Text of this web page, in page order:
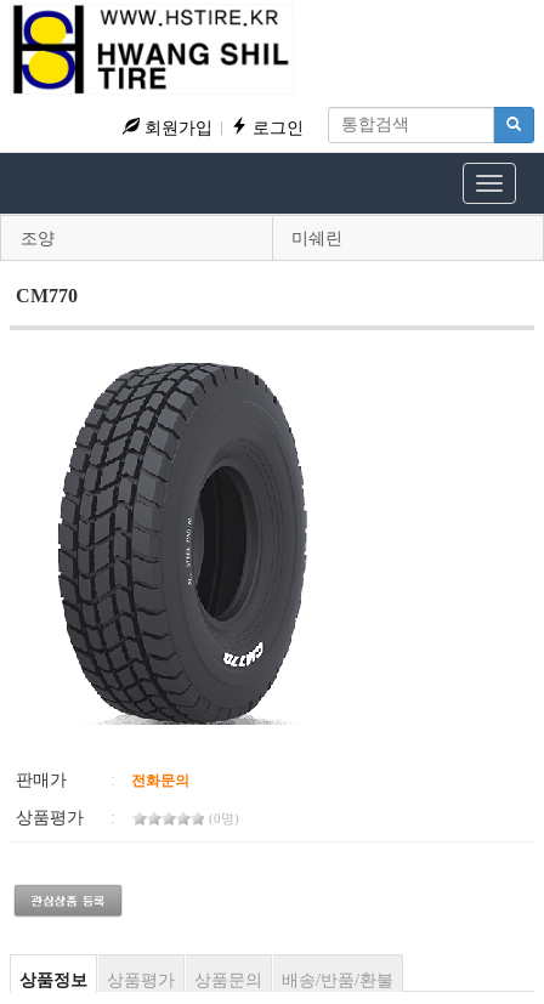
회원가입 로그인
Toggle
조양
미쉐린
CM770
판매가 : 전화문의
상품평가 : (0명)
상품정보 상품평가 상품문의 배송/반품/환불